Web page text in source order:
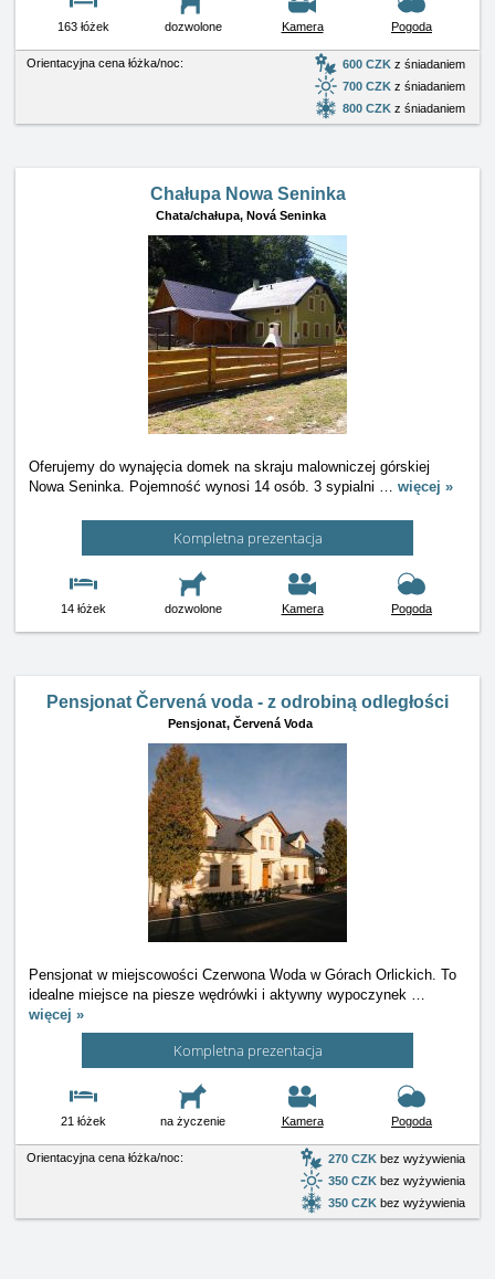
163 łóżek dozwolone Kamera Pogoda
Orientacyjna cena łóżka/noc: 600 CZK z śniadaniem
700 CZK z śniadaniem
800 CZK z śniadaniem
Chałupa Nowa Seninka
Chata/chałupa, Nová Seninka
Oferujemy do wynajęcia domek na skraju malowniczej górskiej
Nowa Seninka. Pojemność wynosi 14 osób. 3 sypialni … więcej »
Kompletna prezentacja
14 łóżek dozwolone Kamera Pogoda
Pensjonat Červená voda - z odrobiną odległości
Pensjonat, Červená Voda
Pensjonat w miejscowości Czerwona Woda w Górach Orlickich. To
idealne miejsce na piesze wędrówki i aktywny wypoczynek …
więcej »
Kompletna prezentacja
21 łóżek na życzenie Kamera Pogoda
Orientacyjna cena łóżka/noc: 270 CZK bez wyżywienia
350 CZK bez wyżywienia
350 CZK bez wyżywienia